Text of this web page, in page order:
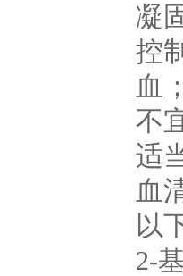
凝
控
血
不
适
血
以
2-